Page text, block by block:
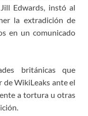
Edwards, instó al
la extradición de
en un comunicado
británicas que
WikiLeaks ante el
a tortura u otras